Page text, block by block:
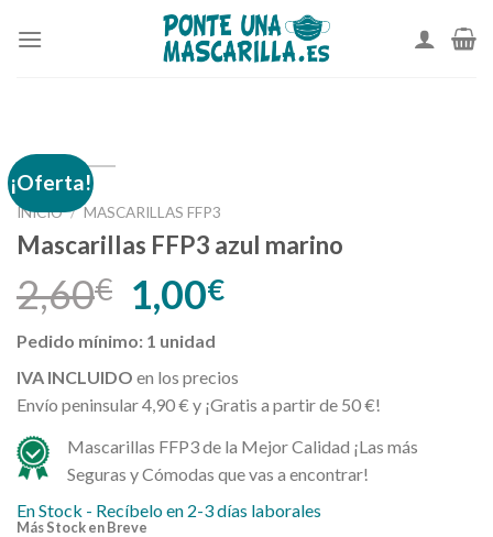
¡Oferta!
INICIO / MASCARILLAS FFP3
Mascarillas FFP3 azul marino
2,60€ 1,00€
Pedido mínimo: 1 unidad
IVA INCLUIDO en los precios
Envío peninsular 4,90 € y ¡Gratis a partir de 50 €!
Mascarillas FFP3 de la Mejor Calidad ¡Las más
Seguras y Cómodas que vas a encontrar!
En Stock - Recíbelo en 2-3 días laborales
Más Stock en Breve